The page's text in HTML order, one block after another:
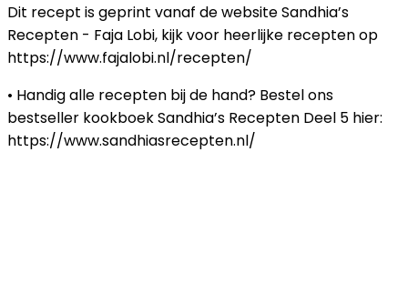
Dit recept is geprint vanaf de website Sandhia’s
Recepten - Faja Lobi, kijk voor heerlijke recepten op
https://www.fajalobi.nl/recepten/
• Handig alle recepten bij de hand? Bestel ons
bestseller kookboek Sandhia’s Recepten Deel 5 hier:
https://www.sandhiasrecepten.nl/